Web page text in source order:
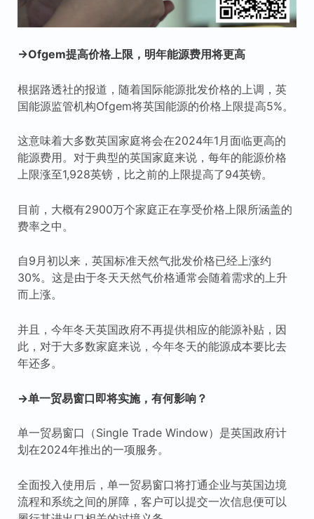
→Ofgem提高价格上限，明年能源费用将更高
根据路透社的报道，随着国际能源批发价格的上调，英
国能源监管机构Ofgem将英国能源的价格上限提高5%。
这意味着大多数英国家庭将会在2024年1月面临更高的
能源费用。对于典型的英国家庭来说，每年的能源价格
上限涨至1,928英镑，比之前的上限提高了94英镑。
目前，大概有2900万个家庭正在享受价格上限所涵盖的
费率之中。
自9月初以来，英国标准天然气批发价格已经上涨约
30%。这是由于冬天天然气价格通常会随着需求的上升
而上涨。
并且，今年冬天英国政府不再提供相应的能源补贴，因
此，对于大多数家庭来说，今年冬天的能源成本要比去
年还多。
→单一贸易窗口即将实施，有何影响？
单一贸易窗口（Single Trade Window）是英国政府计
划在2024年推出的一项服务。
全面投入使用后，单一贸易窗口将打通企业与英国边境
流程和系统之间的屏障，客户可以提交一次信息便可以